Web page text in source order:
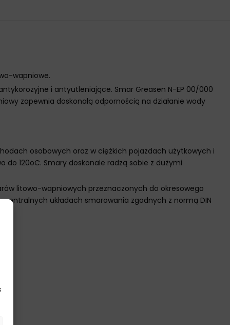
wapniowe.
i antyutleniające. Smar Greasen N-EP 00/000
zapewnia doskonałą odpornością na działanie wody
osobowych oraz w ciężkich pojazdach użytkowych i
120oC. Smary doskonale radzą sobie z dużymi
litowo-wapniowych przeznaczonych do okresowego
układach smarowania zgodnych z normą DIN